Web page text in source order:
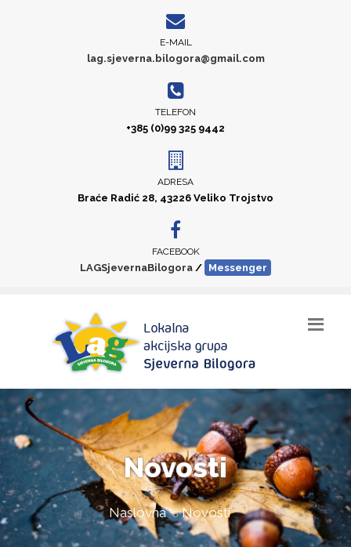
E-MAIL
lag.sjeverna.bilogora@gmail.com
TELEFON
+385 (0)99 325 9442
ADRESA
Braće Radić 28, 43226 Veliko Trojstvo
FACEBOOK
LAGSjevernaBilogora / Messenger
Novosti
Naslovna Novosti